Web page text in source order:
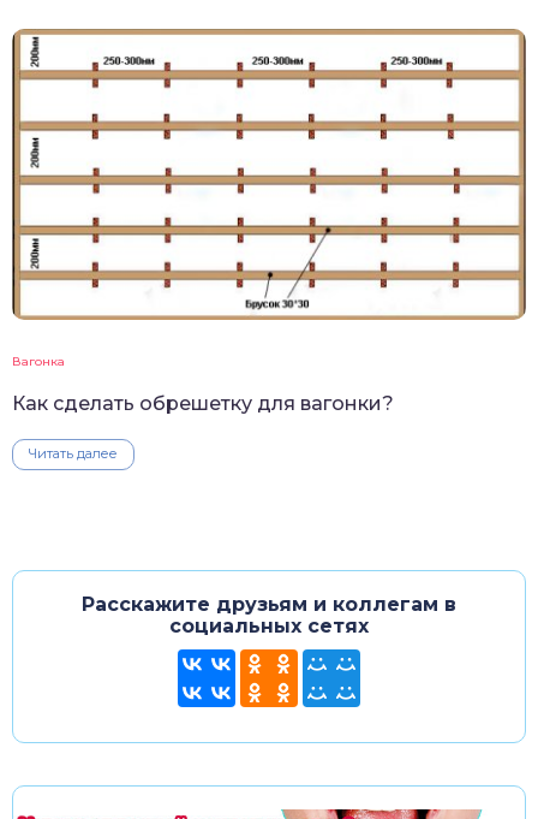
Вагонка
Как сделать обрешетку для вагонки?
Читать далее
Расскажите друзьям и коллегам в
социальных сетях